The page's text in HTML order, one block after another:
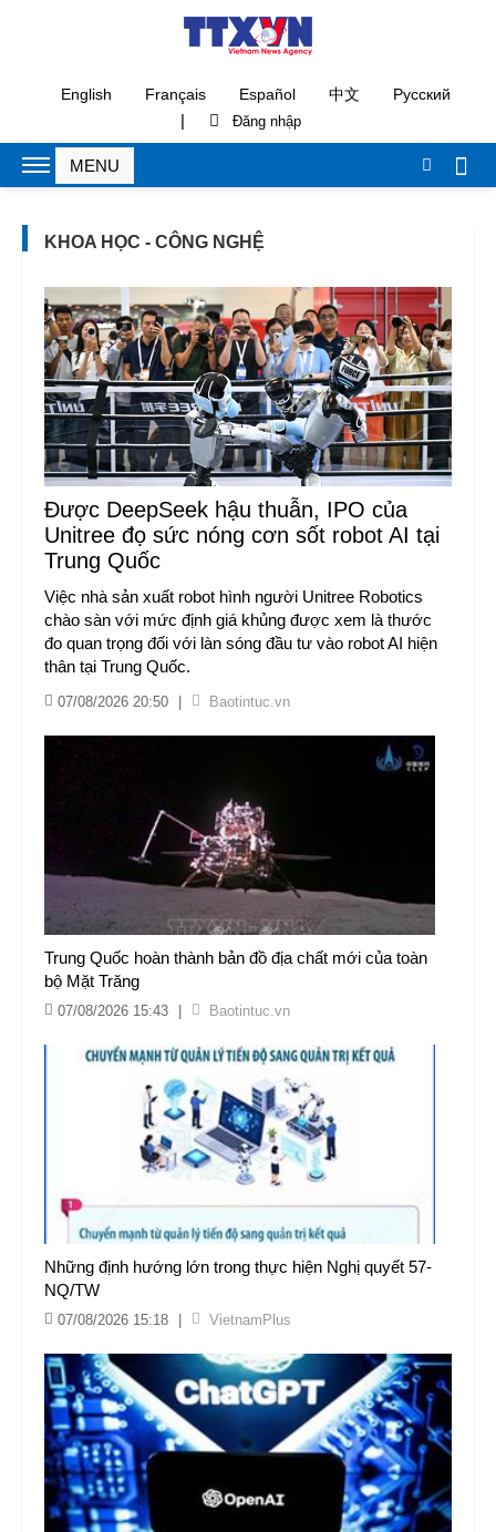
English Français Español 中文 Русский
|
KHOA HỌC - CÔNG NGHỆ
Được DeepSeek hậu thuẫn, IPO của
Unitree đọ sức nóng cơn sốt robot AI tại
Trung Quốc
Việc nhà sản xuất robot hình người Unitree Robotics
chào sàn với mức định giá khủng được xem là thước
đo quan trọng đối với làn sóng đầu tư vào robot AI hiện
thân tại Trung Quốc.
07/08/2026 20:50 Baotintuc.vn
Trung Quốc hoàn thành bản đồ địa chất mới của toàn
bộ Mặt Trăng
07/08/2026 15:43 Baotintuc.vn
Những định hướng lớn trong thực hiện Nghị quyết 57-
NQ/TW
07/08/2026 15:18 VietnamPlus